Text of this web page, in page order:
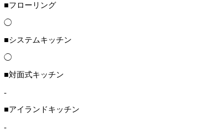
■フローリング
◯
■システムキッチン
◯
■対面式キッチン
-
■アイランドキッチン
-